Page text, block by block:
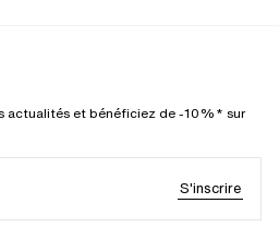
actualités et bénéficiez de -10%* sur
S'inscrire